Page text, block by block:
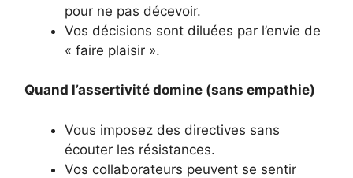
pour ne pas décevoir.
Vos décisions sont diluées par l’envie de
« faire plaisir ».
Quand l’assertivité domine (sans empathie)
Vous imposez des directives sans
écouter les résistances.
Vos collaborateurs peuvent se sentir